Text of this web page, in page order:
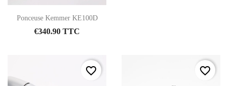
Ponceuse Kemmer KE100D
€340.90 TTC
favorite_border favorite_border